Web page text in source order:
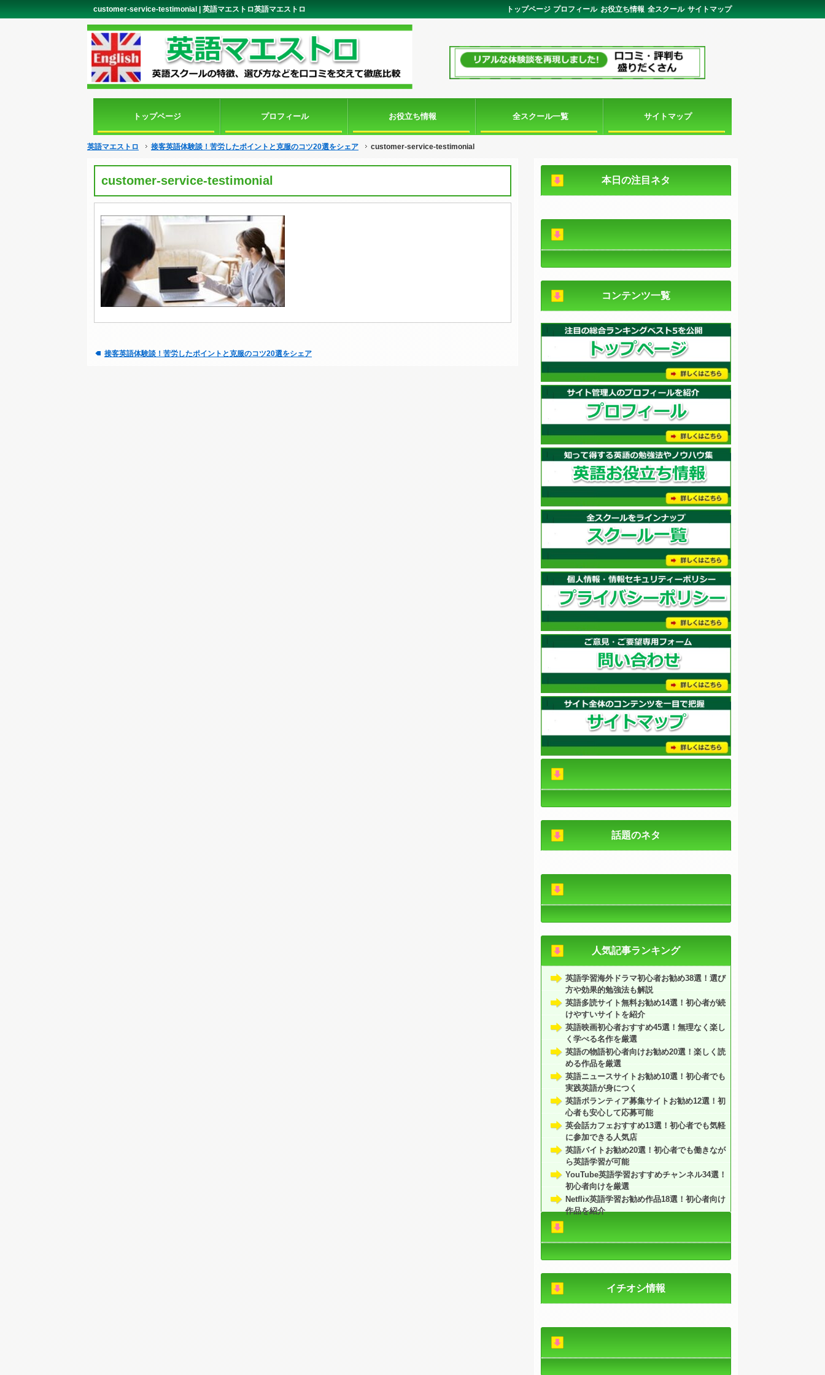
customer-service-testimonial | 英語マエストロ英語マエストロ サイトマップ
全スクール
お役立ち情報
プロフィール
トップページ
トップページ プロフィール お役立ち情報 全スクール一覧 サイトマップ
英語マエストロ 接客英語体験談！苦労したポイントと克服のコツ20選をシェア customer-service-testimonial
customer-service-testimonial
接客英語体験談！苦労したポイントと克服のコツ20選をシェア
本日の注目ネタ
コンテンツ一覧
話題のネタ
人気記事ランキング
英語学習海外ドラマ初心者お勧め38選！選び
方や効果的勉強法も解説
英語多読サイト無料お勧め14選！初心者が続
けやすいサイトを紹介
英語映画初心者おすすめ45選！無理なく楽し
く学べる名作を厳選
英語の物語初心者向けお勧め20選！楽しく読
める作品を厳選
英語ニュースサイトお勧め10選！初心者でも
実践英語が身につく
英語ボランティア募集サイトお勧め12選！初
心者も安心して応募可能
英会話カフェおすすめ13選！初心者でも気軽
に参加できる人気店
英語バイトお勧め20選！初心者でも働きなが
ら英語学習が可能
YouTube英語学習おすすめチャンネル34選！
初心者向けを厳選
Netflix英語学習お勧め作品18選！初心者向け
作品を紹介
イチオシ情報